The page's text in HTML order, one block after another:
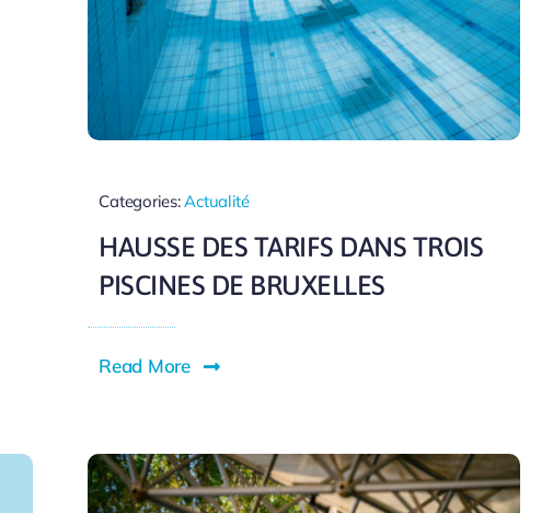
Categories:Actualité
HAUSSE DES TARIFS DANS TROIS
PISCINES DE BRUXELLES
Read More